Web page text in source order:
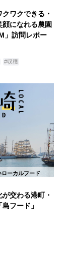
ワクできる・
顔になれる農園
」訪問レポー
#収穫
ーカルフード
が交わる港町・
フード」